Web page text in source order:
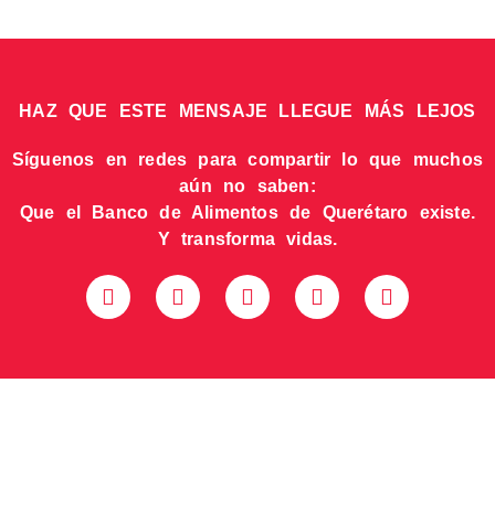
HAZ QUE ESTE MENSAJE LLEGUE MÁS LEJOS
Síguenos en redes para compartir lo que muchos
aún no saben:
Que el Banco de Alimentos de Querétaro existe.
Y transforma vidas.